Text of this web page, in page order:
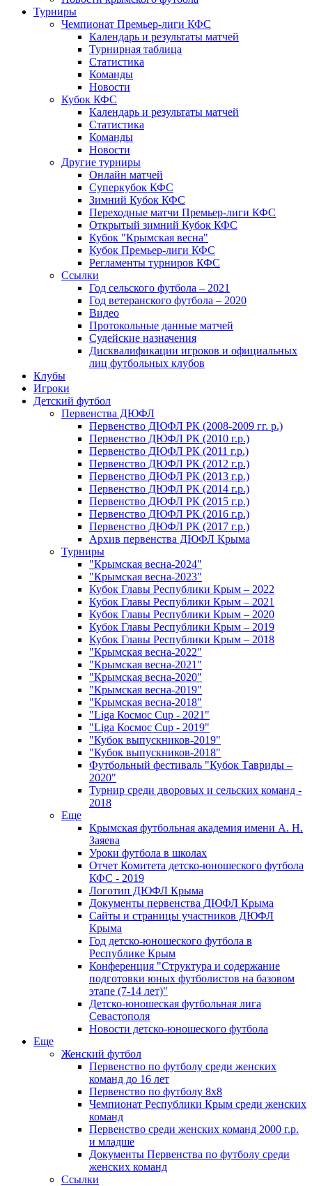
Турниры
Чемпионат Премьер-лиги КФС
Календарь и результаты матчей
Турнирная таблица
Статистика
Команды
Новости
Кубок КФС
Календарь и результаты матчей
Статистика
Команды
Новости
Другие турниры
Онлайн матчей
Суперкубок КФС
Зимний Кубок КФС
Переходные матчи Премьер-лиги КФС
Открытый зимний Кубок КФС
Кубок "Крымская весна"
Кубок Премьер-лиги КФС
Регламенты турниров КФС
Ссылки
Год сельского футбола – 2021
Год ветеранского футбола – 2020
Видео
Протокольные данные матчей
Судейские назначения
Дисквалификации игроков и официальных
лиц футбольных клубов
Клубы
Игроки
Детский футбол
Первенства ДЮФЛ
Первенство ДЮФЛ РК (2008-2009 гг. р.)
Первенство ДЮФЛ РК (2010 г.р.)
Первенство ДЮФЛ РК (2011 г.р.)
Первенство ДЮФЛ РК (2012 г.р.)
Первенство ДЮФЛ РК (2013 г.р.)
Первенство ДЮФЛ РК (2014 г.р.)
Первенство ДЮФЛ РК (2015 г.р.)
Первенство ДЮФЛ РК (2016 г.р.)
Первенство ДЮФЛ РК (2017 г.р.)
Архив первенства ДЮФЛ Крыма
Турниры
"Крымская весна-2024"
"Крымская весна-2023"
Кубок Главы Республики Крым – 2022
Кубок Главы Республики Крым – 2021
Кубок Главы Республики Крым – 2020
Кубок Главы Республики Крым – 2019
Кубок Главы Республики Крым – 2018
"Крымская весна-2022"
"Крымская весна-2021"
"Крымская весна-2020"
"Крымская весна-2019"
"Крымская весна-2018"
"Liga Космос Cup - 2021"
"Liga Космос Cup - 2019"
"Кубок выпускников-2019"
"Кубок выпускников-2018"
Футбольный фестиваль "Кубок Тавриды –
2020"
Турнир среди дворовых и сельских команд -
2018
Еще
Крымская футбольная академия имени А. Н.
Заяева
Уроки футбола в школах
Отчет Комитета детско-юношеского футбола
КФС - 2019
Логотип ДЮФЛ Крыма
Документы первенства ДЮФЛ Крыма
Сайты и страницы участников ДЮФЛ
Крыма
Год детско-юношеского футбола в
Республике Крым
Конференция "Структура и содержание
подготовки юных футболистов на базовом
этапе (7-14 лет)"
Детско-юношеская футбольная лига
Севастополя
Новости детско-юношеского футбола
Еще
Женский футбол
Первенство по футболу среди женских
команд до 16 лет
Первенство по футболу 8х8
Чемпионат Республики Крым среди женских
команд
Первенство среди женских команд 2000 г.р.
и младше
Документы Первенства по футболу среди
женских команд
Ссылки